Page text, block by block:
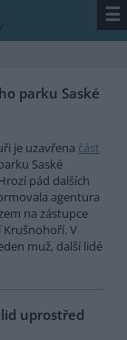
☰
parku Saské
je uzavřena část
Saské
pád dalších
agentura
na zástupce
Krušnohoří. V
muž, další lidé
uprostřed